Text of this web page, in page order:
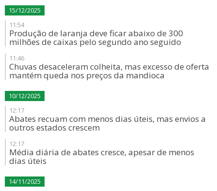
15/12/2025
11:54
Produção de laranja deve ficar abaixo de 300
milhões de caixas pelo segundo ano seguido
11:46
Chuvas desaceleram colheita, mas excesso de oferta
mantém queda nos preços da mandioca
10/12/2025
12:17
Abates recuam com menos dias úteis, mas envios a
outros estados crescem
12:17
Média diária de abates cresce, apesar de menos
dias úteis
14/11/2025